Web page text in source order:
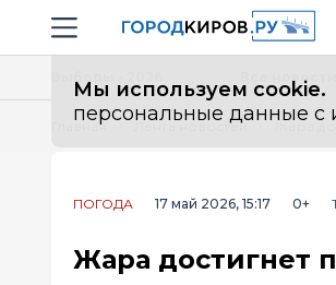
Навигация сайта
Мы используем cookie.
персональные данные с
Все новости
Главная Лента новостей
ПОГОДА 17 май 2026, 15:17 0+
Жара достигнет